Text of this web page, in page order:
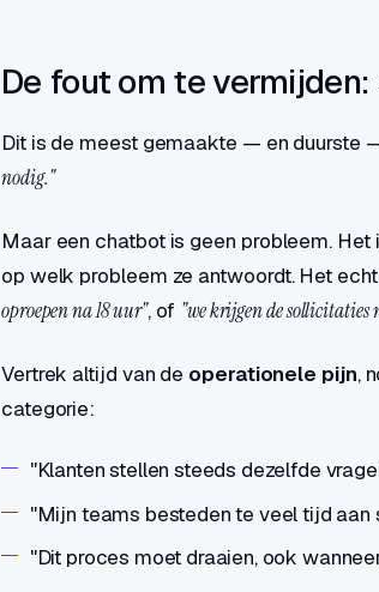
De fout om te
Dit is de meest gemaakte — en duurste
nodig."
Maar een chatbot is geen probleem.
op welk probleem ze antwoordt. Het
oproepen na 18 uur", of "we krijgen de sollicitaties
Vertrek altijd van de operationele pijn,
categorie:
"Klanten stellen steeds dezelfde
"Mijn teams besteden te veel tijd
"Dit proces moet draaien, ook